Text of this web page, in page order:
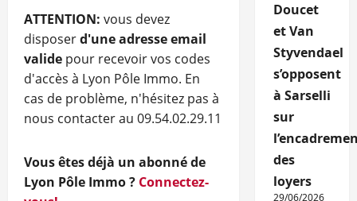
ATTENTION: vous devez
disposerd'une adresse email
valide pour recevoir vos codes
d'accès à Lyon Pôle Immo. En
cas de problème, n'hésitez pas à
nous contacter au 09.54.02.29.11
Vous êtes déjà un abonné de
Lyon Pôle Immo ? Connectez-
Doucet
et Van
Styvendael
s’opposent
à Sarselli
sur
des
loyers
29/06/2026